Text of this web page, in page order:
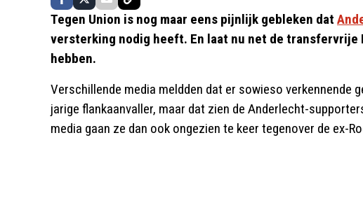
Tegen Union is nog maar eens pijnlijk gebleken dat
versterking nodig heeft. En laat nu net de transfervrije
hebben.
Verschillende media meldden dat er sowieso verkennende
jarige flankaanvaller, maar dat zien de Anderlecht-
media gaan ze dan ook ongezien te keer tegenover de ex-